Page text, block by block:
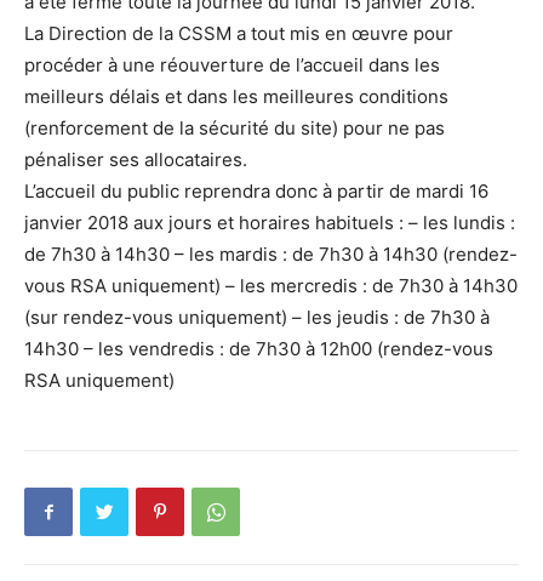
La Direction de la CSSM a tout mis en œuvre pour
procéder à une réouverture de l’accueil dans les
meilleurs délais et dans les meilleures conditions
(renforcement de la sécurité du site) pour ne pas
pénaliser ses allocataires.
L’accueil du public reprendra donc à partir de mardi 16
janvier 2018 aux jours et horaires habituels : – les lundis :
de 7h30 à 14h30 – les mardis : de 7h30 à 14h30 (rendez-
vous RSA uniquement) – les mercredis : de 7h30 à 14h30
(sur rendez-vous uniquement) – les jeudis : de 7h30 à
14h30 – les vendredis : de 7h30 à 12h00 (rendez-vous
RSA uniquement)